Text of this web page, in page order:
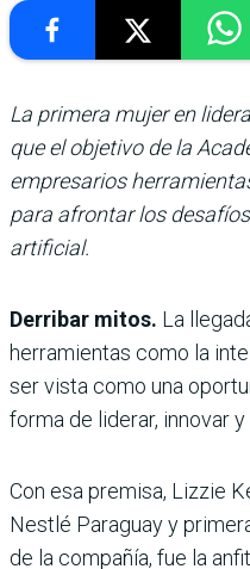
La primera mujer en
que el objetivo de la
empresarios
para afrontar los
artificial.
Derribar mitos. La
herramientas como la
ser vista como una
forma de liderar, innovar
Con esa premisa, Lizzie
Nestlé Paraguay y
de la compañía, fue la